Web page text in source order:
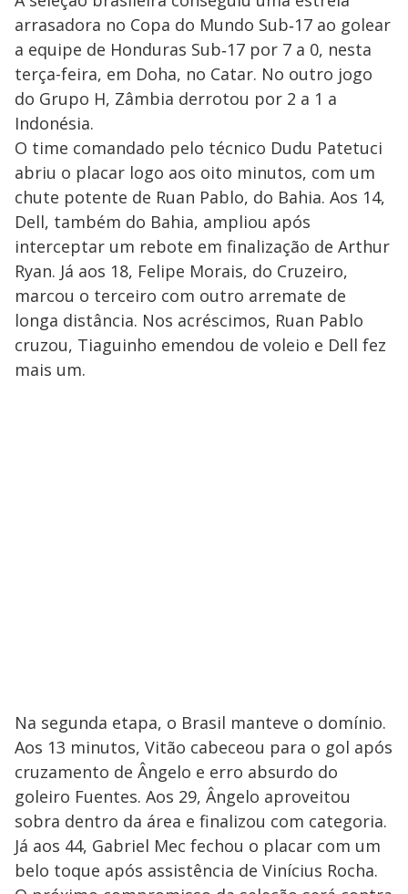
arrasadora no Copa do Mundo Sub‑17 ao golear
a equipe de Honduras Sub‑17 por 7 a 0, nesta
terça-feira, em Doha, no Catar. No outro jogo
do Grupo H, Zâmbia derrotou por 2 a 1 a
Indonésia.
O time comandado pelo técnico Dudu Patetuci
abriu o placar logo aos oito minutos, com um
chute potente de Ruan Pablo, do Bahia. Aos 14,
Dell, também do Bahia, ampliou após
interceptar um rebote em finalização de Arthur
Ryan. Já aos 18, Felipe Morais, do Cruzeiro,
marcou o terceiro com outro arremate de
longa distância. Nos acréscimos, Ruan Pablo
cruzou, Tiaguinho emendou de voleio e Dell fez
mais um.
Na segunda etapa, o Brasil manteve o domínio.
Aos 13 minutos, Vitão cabeceou para o gol após
cruzamento de Ângelo e erro absurdo do
goleiro Fuentes. Aos 29, Ângelo aproveitou
sobra dentro da área e finalizou com categoria.
Já aos 44, Gabriel Mec fechou o placar com um
belo toque após assistência de Vinícius Rocha.